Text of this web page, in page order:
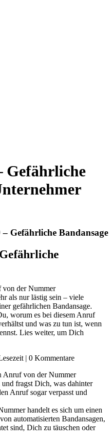
Gefährliche
– Gefährliche Bandansage
der Nummer
als nur lästig sein – viele
gefährlichen Bandansage.
worum es bei diesem Anruf
und was zu tun ist, wenn
Lies weiter, um Dich
| 0 Kommentare
Anruf von der Nummer
fragst Dich, was dahinter
Anruf sogar verpasst und
handelt es sich um einen
automatisierten Bandansagen,
sind, Dich zu täuschen oder